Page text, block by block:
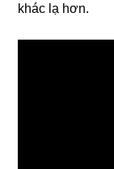
khác lạ hơn.